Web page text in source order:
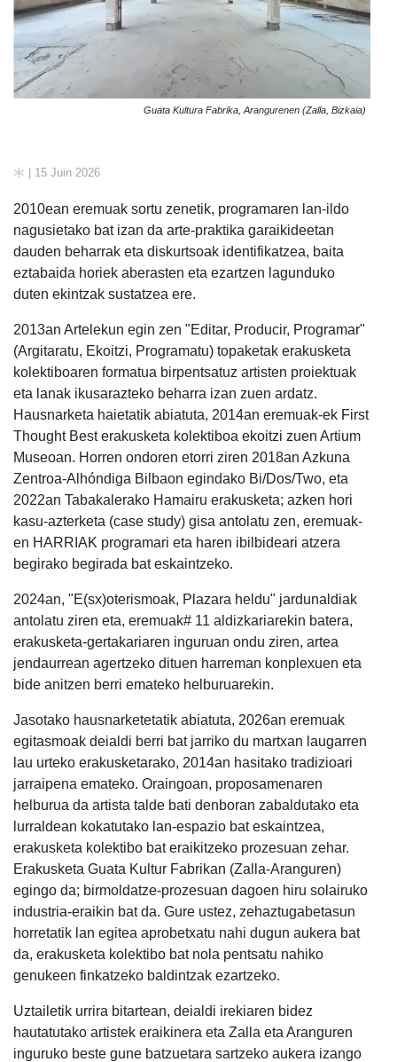
Guata Kultura Fabrika, Arangurenen (Zalla, Bizkaia)
| 15 Juin 2026
2010ean eremuak sortu zenetik, programaren lan-ildo
nagusietako bat izan da arte-praktika garaikideetan
dauden beharrak eta diskurtsoak identifikatzea, baita
eztabaida horiek aberasten eta ezartzen lagunduko
duten ekintzak sustatzea ere.
2013an Artelekun egin zen "Editar, Producir, Programar"
(Argitaratu, Ekoitzi, Programatu) topaketak erakusketa
kolektiboaren formatua birpentsatuz artisten proiektuak
eta lanak ikusarazteko beharra izan zuen ardatz.
Hausnarketa haietatik abiatuta, 2014an eremuak-ek First
Thought Best erakusketa kolektiboa ekoitzi zuen Artium
Museoan. Horren ondoren etorri ziren 2018an Azkuna
Zentroa-Alhóndiga Bilbaon egindako Bi/Dos/Two, eta
2022an Tabakalerako Hamairu erakusketa; azken hori
kasu-azterketa (case study) gisa antolatu zen, eremuak-
en HARRIAK programari eta haren ibilbideari atzera
begirako begirada bat eskaintzeko.
2024an, "E(sx)oterismoak, Plazara heldu" jardunaldiak
antolatu ziren eta, eremuak# 11 aldizkariarekin batera,
erakusketa-gertakariaren inguruan ondu ziren, artea
jendaurrean agertzeko dituen harreman konplexuen eta
bide anitzen berri emateko helburuarekin.
Jasotako hausnarketetatik abiatuta, 2026an eremuak
egitasmoak deialdi berri bat jarriko du martxan laugarren
lau urteko erakusketarako, 2014an hasitako tradizioari
jarraipena emateko. Oraingoan, proposamenaren
helburua da artista talde bati denboran zabaldutako eta
lurraldean kokatutako lan-espazio bat eskaintzea,
erakusketa kolektibo bat eraikitzeko prozesuan zehar.
Erakusketa Guata Kultur Fabrikan (Zalla-Aranguren)
egingo da; birmoldatze-prozesuan dagoen hiru solairuko
industria-eraikin bat da. Gure ustez, zehaztugabetasun
horretatik lan egitea aprobetxatu nahi dugun aukera bat
da, erakusketa kolektibo bat nola pentsatu nahiko
genukeen finkatzeko baldintzak ezartzeko.
Uztailetik urrira bitartean, deialdi irekiaren bidez
hautatutako artistek eraikinera eta Zalla eta Aranguren
inguruko beste gune batzuetara sartzeko aukera izango